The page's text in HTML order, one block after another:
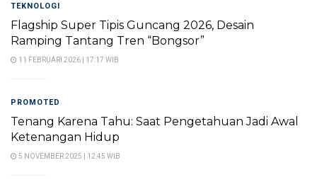
TEKNOLOGI
Flagship Super Tipis Guncang 2026, Desain
Ramping Tantang Tren “Bongsor”
11 FEBRUARI 2026 | 17:17 WIB
PROMOTED
Tenang Karena Tahu: Saat Pengetahuan Jadi Awal
Ketenangan Hidup
5 NOVEMBER 2025 | 12:45 WIB